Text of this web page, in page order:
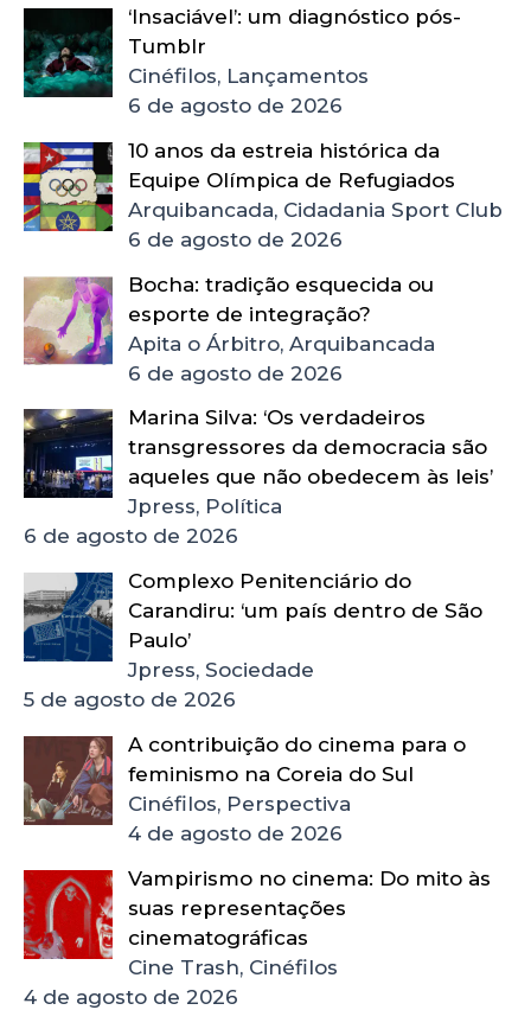
‘Insaciável’: um diagnóstico pós-
Tumblr
Cinéfilos, Lançamentos
6 de agosto de 2026
10 anos da estreia histórica da
Equipe Olímpica de Refugiados
Arquibancada, Cidadania Sport Club
6 de agosto de 2026
Bocha: tradição esquecida ou
esporte de integração?
Apita o Árbitro, Arquibancada
6 de agosto de 2026
Marina Silva: ‘Os verdadeiros
transgressores da democracia são
aqueles que não obedecem às leis’
Jpress, Política
6 de agosto de 2026
Complexo Penitenciário do
Carandiru: ‘um país dentro de São
Paulo’
Jpress, Sociedade
5 de agosto de 2026
A contribuição do cinema para o
feminismo na Coreia do Sul
Cinéfilos, Perspectiva
4 de agosto de 2026
Vampirismo no cinema: Do mito às
suas representações
cinematográficas
Cine Trash, Cinéfilos
4 de agosto de 2026